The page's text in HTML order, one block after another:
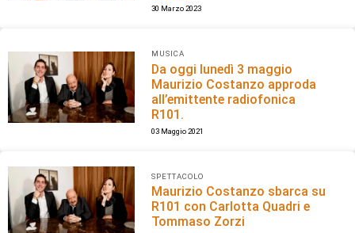
30 Marzo 2023
MUSICA
Da oggi lunedì 3 maggio
Maurizio Costanzo approda
all’emittente radiofonica
R101.
03 Maggio 2021
SPETTACOLO
Maurizio Costanzo sbarca su
R101 con Carlotta Quadri e
Tommaso Zorzi